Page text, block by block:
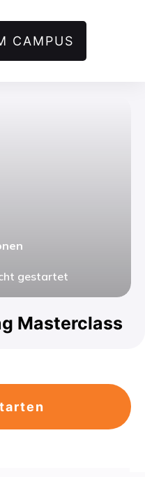
CAMPUS
gestartet
Masterclass